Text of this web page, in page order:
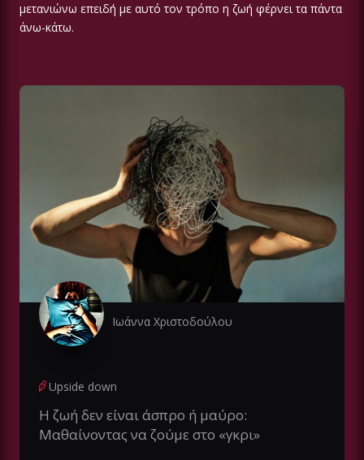
μετανιώνω επειδή με αυτό τον τρόπο η ζωή φέρνει τα πάντα
άνω-κάτω.
Ιωάννα Χριστοδούλου
Upside down
Η ζωή δεν είναι άσπρο ή μαύρο:
Μαθαίνοντας να ζούμε στο «γκρι»